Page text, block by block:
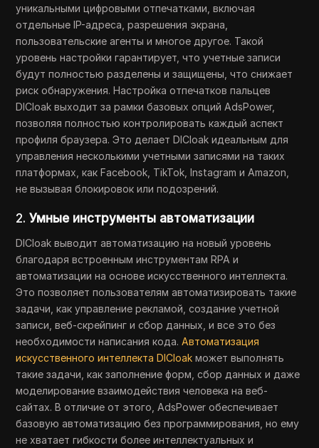
уникальными цифровыми отпечатками, включая
отдельные IP-адреса, разрешения экрана,
пользовательские агенты и многое другое. Такой
уровень настройки гарантирует, что учетные записи
будут полностью разделены и защищены, что снижает
риск обнаружения. Настройка отпечатков пальцев
DICloak выходит за рамки базовых опций AdsPower,
позволяя полностью контролировать каждый аспект
профиля браузера. Это делает DICloak идеальным для
управления несколькими учетными записями на таких
платформах, как Facebook, TikTok, Instagram и Amazon,
не вызывая блокировок или подозрений.
2.Умные инструменты автоматизации
DICloak выводит автоматизацию на новый уровень
благодаря встроенным инструментам RPA и
автоматизации на основе искусственного интеллекта.
Это позволяет пользователям автоматизировать такие
задачи, как управление рекламой, создание учетной
записи, веб-скрейпинг и сбор данных, и все это без
необходимости написания кода.Автоматизация
искусственного интеллекта DICloak может выполнять
такие задачи, как заполнение форм, сбор данных и даже
моделирование взаимодействия человека на веб-
сайтах. В отличие от этого, AdsPower обеспечивает
базовую автоматизацию без программирования, но ему
не хватает гибкости более интеллектуальных и